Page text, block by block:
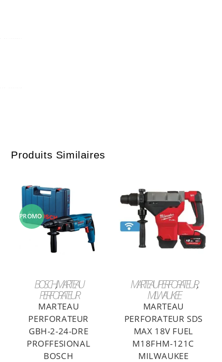
Produits Similaires
PROMO
BOSCH,MARTEAU
PERFORATEUR
MARTEAU
PERFORATEUR
GBH-2-24-DRE
PROFFESIONAL
BOSCH
MARTEAU PERFORATEUR
MILWAUKEE
MARTEAU
PERFORATEUR SDS
MAX 18V FUEL
M18FHM-121C
MILWAUKEE